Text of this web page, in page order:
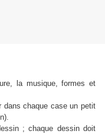
la musique, formes et
chaque case un petit
; chaque dessin doit